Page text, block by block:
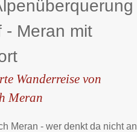
- Meran mit
Wanderreise von
Meran
Meran - wer denkt da nicht an